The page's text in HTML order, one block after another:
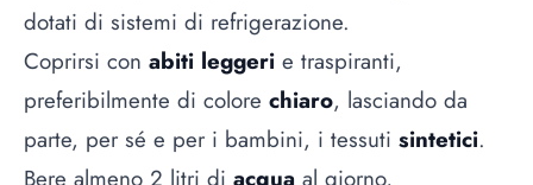
dotati di sistemi di refrigerazione.
Coprirsi con abiti leggeri e traspiranti,
preferibilmente di colore chiaro, lasciando da
parte, per sé e per i bambini, i tessuti sintetici.
Bere almeno 2 litri di acqua al giorno,